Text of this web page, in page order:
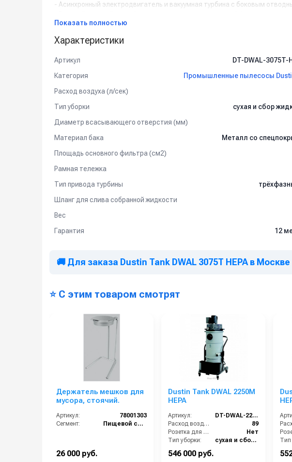
- Асинхронный электродвигатель и вакуумная турбина с боковым
- Автоматическая система очистки фильтра.
- Одновременная уборка сухой и жидкой грязи.
Комплект поставки:
Номинальный диаметр входного патрубка – 60 мм.
- Фильтр-картридж HEPA с эффективностью фильтрации 99,995% (0.3
Дополнительные опции:
- Бак из нержавеющей стали.
Применение:
Пылесос для сухой и влажной уборки представляет собой
ремесленной и промышленной сферы, например, в мастерской, на
Обратите внимание:
Серийно аппарат поставляется
предстоящих работ.
тележкой.
Показать полностью
Характеристики
Артикул DT-DWAL-3075T-
Категория
Промышленные пылесосы
Расход воздуха (л/сек)
Тип уборки
сухая и сбор
Диаметр всасывающего отверстия (мм)
Материал бака
Металл со
Площадь основного фильтра (см2)
Рамная тележка
Тип привода турбины
Шланг для слива собранной жидкости
Вес
Гарантия
12
🚚 Для заказа Dustin Tank DWAL 3075T HEPA в Москве
⭐ С этим товаром смотрят
Держатель мешков для
мусора, стоячий.
Артикул:
78001303
Сегмент:
Пищевой сегмент
26 000 руб.
Dustin Tank DWAL 2250M
HEPA
Артикул:
DT-DWAL-2250M-HEPA
Расход воздуха (л/сек):
89
Розетка для подключения инструмента:
Нет
Тип уборки:
сухая и сбор жидкостей
Вместимость мусоросборника (л):
Диаметр всасывающего отверстия (мм):
546 000 руб.
Тип